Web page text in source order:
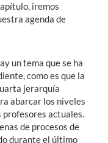
iremos
agenda de
un tema que se ha
como es que la
jerarquía
abarcar los niveles
profesores actuales.
de procesos de
durante el último